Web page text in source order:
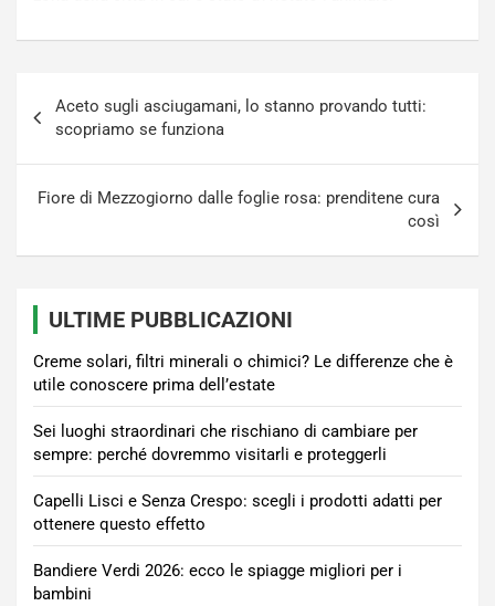
articoli
Aceto sugli asciugamani, lo stanno provando tutti:
scopriamo se funziona
Fiore di Mezzogiorno dalle foglie rosa: prenditene cura
così
ULTIME PUBBLICAZIONI
Creme solari, filtri minerali o chimici? Le differenze che è
utile conoscere prima dell’estate
Sei luoghi straordinari che rischiano di cambiare per
sempre: perché dovremmo visitarli e proteggerli
Capelli Lisci e Senza Crespo: scegli i prodotti adatti per
ottenere questo effetto
Bandiere Verdi 2026: ecco le spiagge migliori per i
bambini